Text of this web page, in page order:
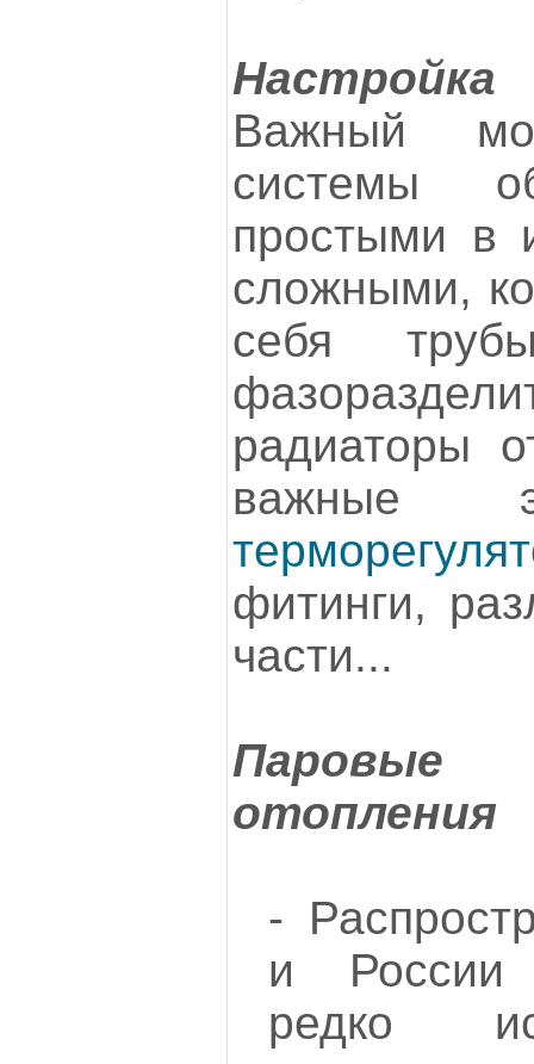
Важный
системы
простыми в
сложными,
себя
радиаторы
важные
фитинги,
части...
отопления
-
и России
редко